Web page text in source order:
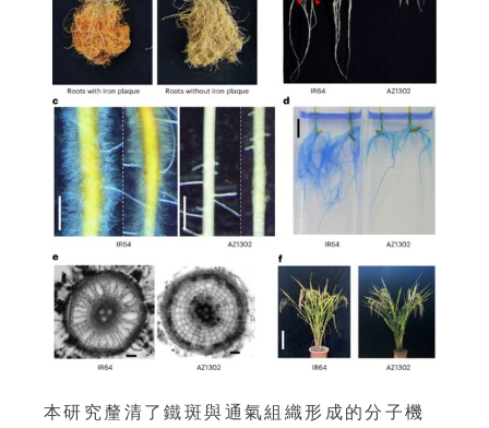
本研究釐清了鐵斑與通氣組織形成的分子機